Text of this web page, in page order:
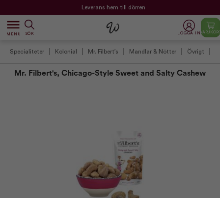
Leverans hem till dörren
dehaze
MENU SÖK LOGGA IN
Specialiteter Kolonial Mr. Filbert’s Mandlar & Nötter Övrigt
Mr. Filbert's, Chicago-Style Sweet and Salty Cashew